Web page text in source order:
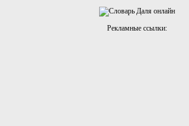
Рекламные ссылки: